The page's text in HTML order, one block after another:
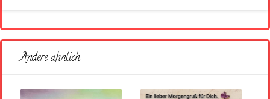
Andere ähnlich